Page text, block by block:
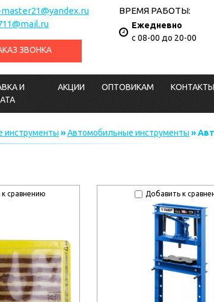
ЗВОНКА
ВРЕМЯ РАБОТЫ:
Ежедневно
с 08-00 до 20-00
И
АКЦИИ ОПТОВИКАМ КОНТАКТЫ
инструменты »Автомобильные инструменты »
сравнению Добавить к